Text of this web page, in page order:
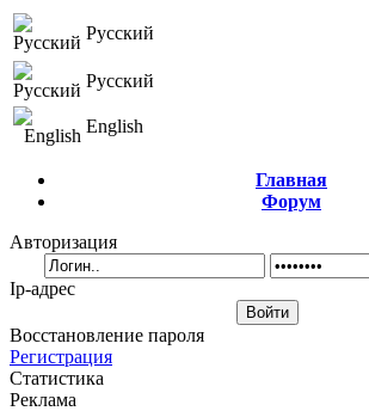
Русский
Русский
English
Главная
Форум
Авторизация
Ip-адрес
Восстановление пароля
Регистрация
Статистика
Реклама